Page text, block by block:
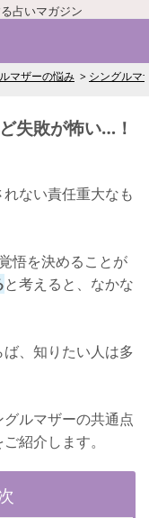
占いマガジン
マザーの悩み シングルマ
失敗が怖い…！
ない責任重大なも
悟を決めることが
と考えると、なかな
、知りたい人は多
ルマザーの共通点
紹介します。